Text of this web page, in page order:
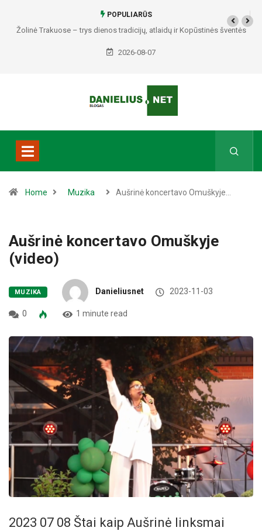
POPULIARŪS
Žolinė Trakuose – trys dienos tradicijų, atlaidų ir Kopūstinės šventės
2026-08-07
Home Muzika Aušrinė koncertavo Omuškyje…
Aušrinė koncertavo Omuškyje
(video)
MUZIKA Danieliusnet 2023-11-03
0 1 minute read
2023 07 08 Štai kaip Aušrinė linksmai